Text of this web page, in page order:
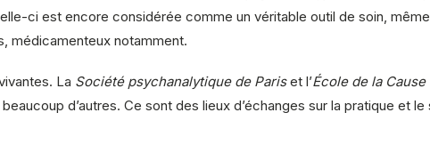
ci est encore considérée comme un véritable outil de soin, même
médicamenteux notamment.
La Société psychanalytique de Pariset l’École de la
d’autres. Ce sont des lieux d’échanges sur la pratique et